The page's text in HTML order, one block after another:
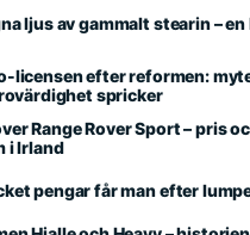
ljus av gammalt stearin –
licensen efter reformen:
spricker
Range Rover Sport – pris
i Irland
pengar får man efter